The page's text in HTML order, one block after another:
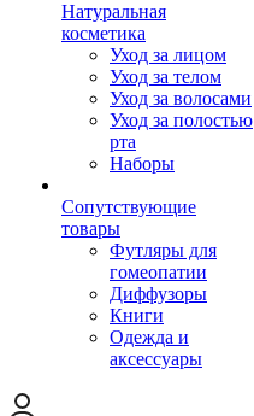
Натуральная
косметика
Уход за лицом
Уход за телом
Уход за волосами
Уход за полостью
рта
Наборы
Сопутствующие
товары
Футляры для
гомеопатии
Диффузоры
Книги
Одежда и
аксессуары